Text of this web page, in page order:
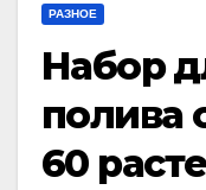
РАЗНОЕ
Набор
полива
60